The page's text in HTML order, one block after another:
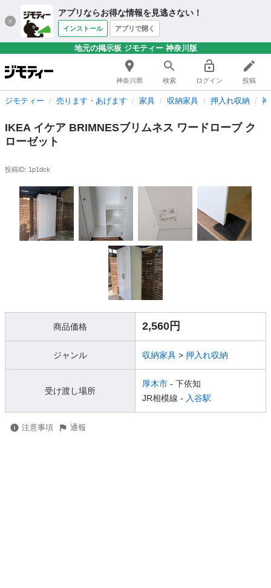
アプリならお得な情報を見逃さない！
インストール アプリで開く
地元の掲示板 ジモティー 神奈川版
神奈川県 検索 ログイン 投稿
ジモティー 売ります・あげます 家具 収納家具 押入れ収納
IKEA イケア BRIMNESブリムネス ワードローブ ク
ローゼット
投稿ID: 1p1dck
商品価格 2,560円
ジャンル 収納家具 > 押入れ収納
受け渡し場所
厚木市 - 下依知
JR相模線 - 入谷駅
注意事項 通報